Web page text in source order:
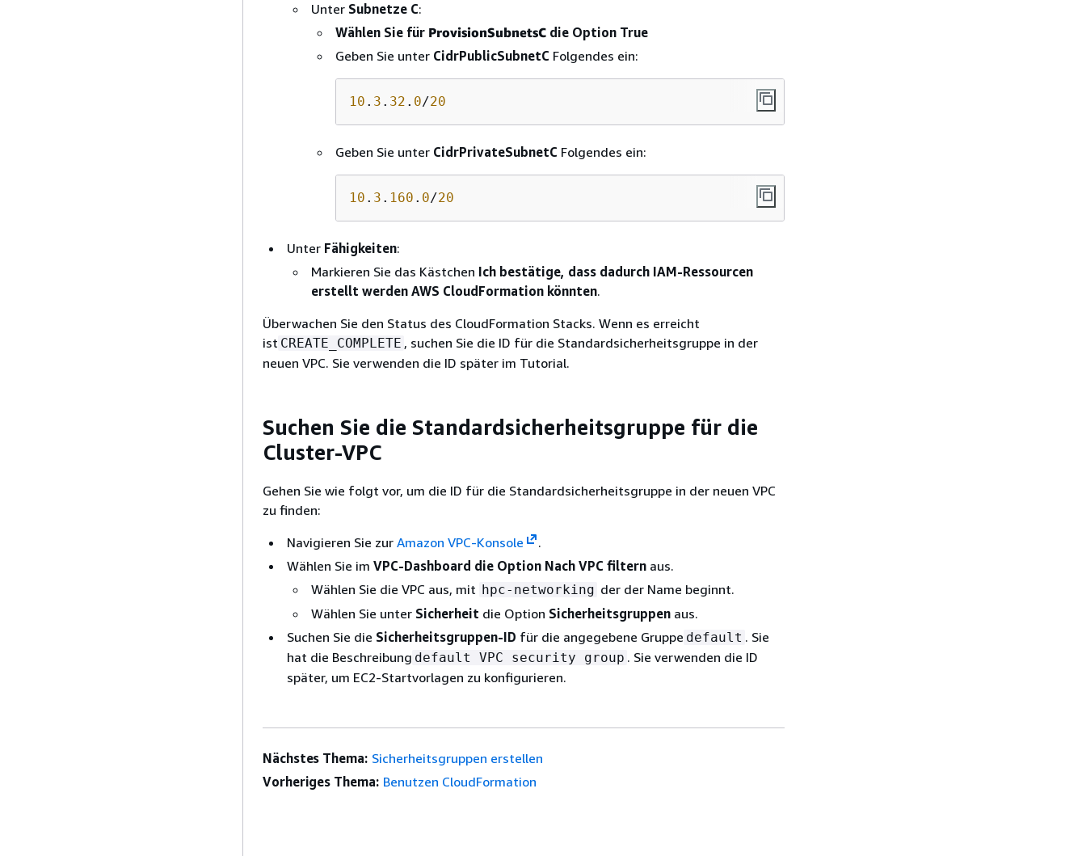
Unter Subnetze C:
Wählen Sie für ProvisionSubnetsC die Option True
Geben Sie unter CidrPublicSubnetC Folgendes ein:
10 . 3 . 32 . 0/20
Geben Sie unter CidrPrivateSubnetC Folgendes ein:
10 . 3 . 160 . 0/20
Unter Fähigkeiten:
Markieren Sie das Kästchen Ich bestätige, dass dadurch IAM-Ressourcen
erstellt werden AWS CloudFormation könnten.
Überwachen Sie den Status des CloudFormation Stacks. Wenn es erreicht
ist CREATE_COMPLETE , suchen Sie die ID für die Standardsicherheitsgruppe in der
neuen VPC. Sie verwenden die ID später im Tutorial.
Suchen Sie die Standardsicherheitsgruppe für die
Cluster-VPC
Gehen Sie wie folgt vor, um die ID für die Standardsicherheitsgruppe in der neuen VPC
zu finden:
Navigieren Sie zur Amazon VPC-Konsole
.
Wählen Sie im VPC-Dashboard die Option Nach VPC filtern aus.
Wählen Sie die VPC aus, mit hpc-networking der der Name beginnt.
Wählen Sie unter Sicherheit die Option Sicherheitsgruppen aus.
Suchen Sie die Sicherheitsgruppen-ID für die angegebene Gruppe default . Sie
hat die Beschreibung default VPC security group . Sie verwenden die ID
später, um EC2-Startvorlagen zu konfigurieren.
Nächstes Thema: Sicherheitsgruppen erstellen
Vorheriges Thema: Benutzen CloudFormation